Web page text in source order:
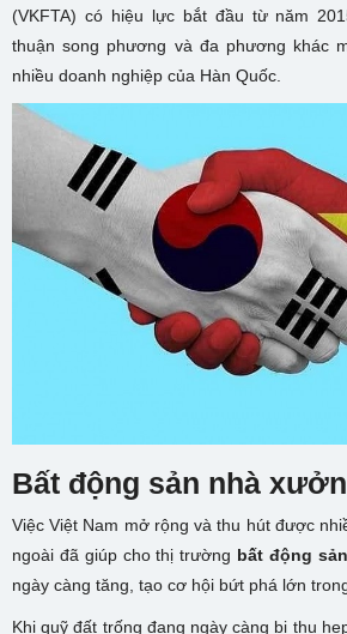
(VKFTA) có hiệu lực bắt đầu từ năm
thuận song phương và đa phương khác
nhiều doanh nghiệp của Hàn Quốc.
Bất động sản nhà
Việc Việt Nam mở rộng và thu hút được
ngoài đã giúp cho thị trường bất động
ngày càng tăng, tạo cơ hội bứt phá lớn
Khi quỹ đất trống đang ngày càng bị thu